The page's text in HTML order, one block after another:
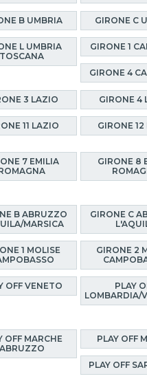
B UMBRIA GIRONE C
L UMBRIA
TOSCANA
GIRONE 1
GIRONE 4
3 LAZIO GIRONE 4
11 LAZIO GIRONE
7 EMILIA
GIRONE 8
B ABRUZZO
MARSICA
GIRONE C
1 MOLISE
GIRONE 2
OFF VENETO
PLAY
LOMBARDIA/
OFF MARCHE
ABRUZZO
PLAY OFF
PLAY OFF